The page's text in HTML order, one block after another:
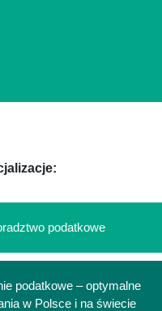
podatkowe
podatkowe – optymalne
w Polsce i na świecie